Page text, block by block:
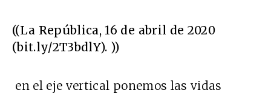
((La República, 16 de abril de 2020
(bit.ly/2T3bdlY). ))
en el eje vertical ponemos las vidas